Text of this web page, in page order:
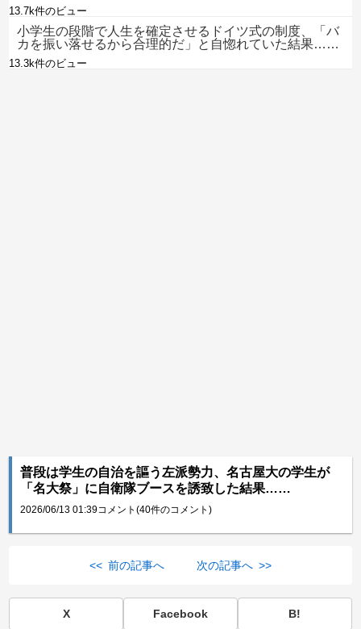
13.7k件のビュー
小学生の段階で人生を確定させるドイツ式の制度、「バ
カを振い落せるから合理的だ」と自惚れていた結果……
13.3k件のビュー
普段は学生の自治を謳う左派勢力、名古屋大の学生が
「名大祭」に自衛隊ブースを誘致した結果……
2026/06/13 01:39コメント(40件のコメント)
<< 前の記事へ 次の記事へ >>
X Facebook B!